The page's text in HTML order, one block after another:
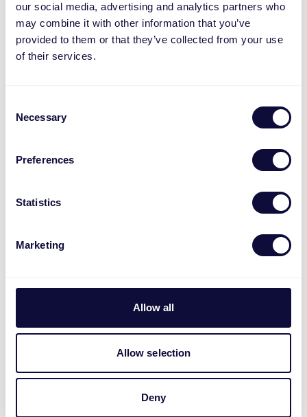
our social media, advertising and analytics partners who
may combine it with other information that you’ve
provided to them or that they’ve collected from your use
of their services.
Selection
Necessary
Preferences
Statistics
Marketing
Allow all
Allow selection
Deny
Endereço de e-mail *
Número de anos de experiência de trabalho
Qual a sua expectativa de salário em regime full-time